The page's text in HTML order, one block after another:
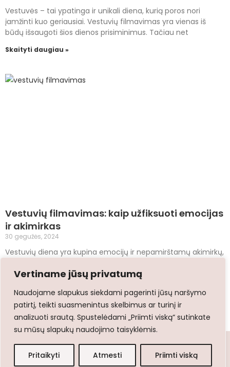
Vertiname jūsų privatumą
Naudojame slapukus siekdami pagerinti jūsų naršymo
patirtį, teikti suasmenintus skelbimus ar turinį ir
analizuoti srautą. Spustelėdami „Priimti viską“ sutinkate
su mūsų slapukų naudojimo taisyklėmis.
Pritaikyti Atmesti Priimti viską
Vestuvės – tai ypatinga ir unikali diena, kurią poros nori
įamžinti kuo geriausiai. Vestuvių filmavimas yra vienas iš
būdų išsaugoti šios dienos prisiminimus. Tačiau net
Skaityti daugiau »
Vestuvių filmavimas: kaip užfiksuoti emocijas
ir akimirkas
30 gegužės, 2024
Vestuvių diena yra kupina emocijų ir nepamirštamų akimirkų,
atlieka svarbų vaidmenį, nes jis leidžia jums ir jūsų
Skaityti daugiau »
© Copyright 2026 www.dugeriau.lt | Created by
Wacademy.net